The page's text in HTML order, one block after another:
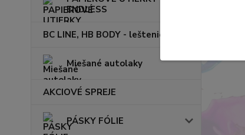
ENDLESS
BC LINE, HB BODY - leštenie
Miešané autolaky
AKCIOVÉ SPREJE
PÁSKY FÓLIE